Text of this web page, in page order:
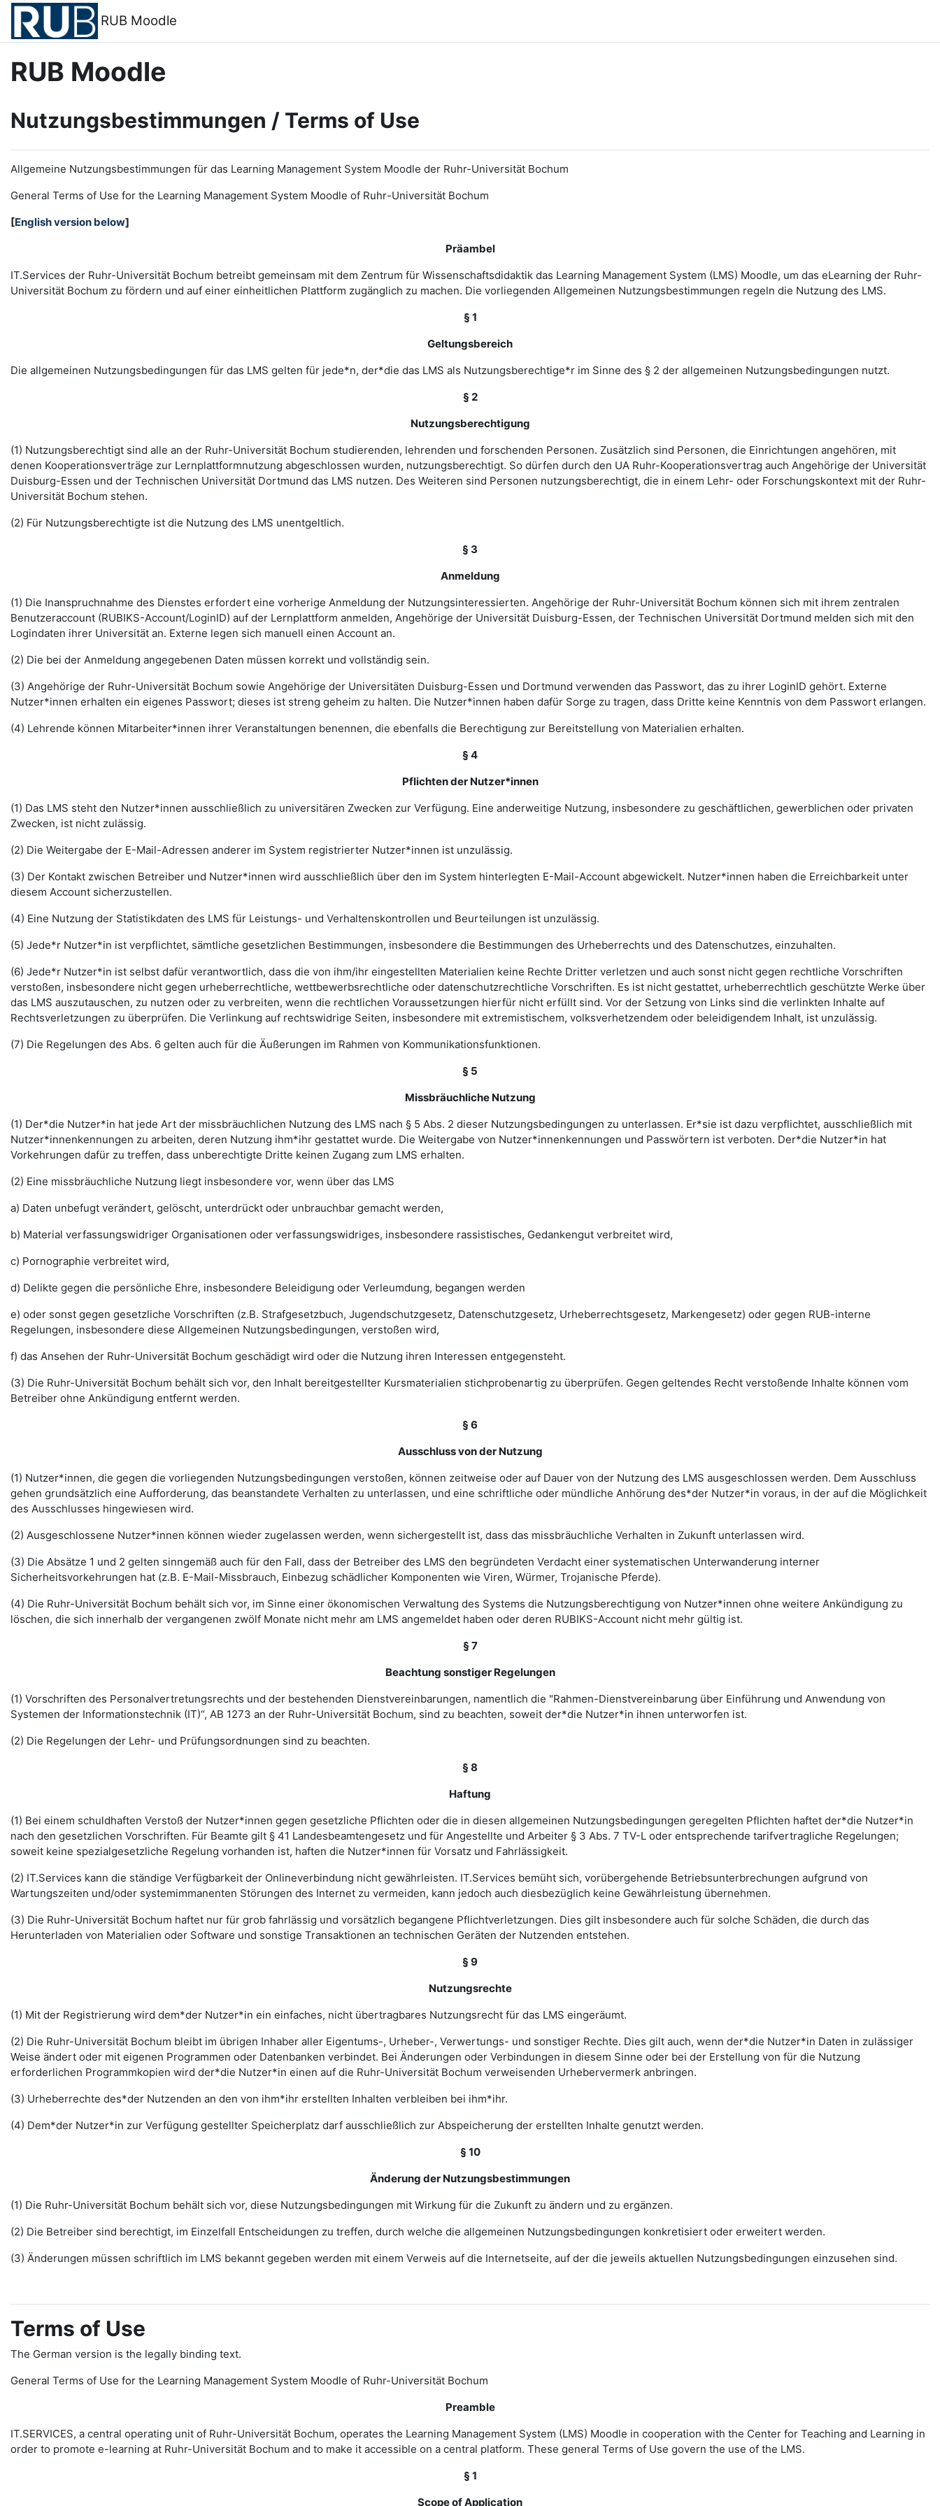
Zum Hauptinhalt
RUB Moodle
RUB Moodle
Nutzungsbestimmungen / Terms of Use
Allgemeine Nutzungsbestimmungen für das Learning Management System Moodle der Ruhr-Universität Bochum
General Terms of Use for the Learning Management System Moodle of Ruhr-Universität Bochum
[English version below]
Präambel
IT.Services der Ruhr-Universität Bochum betreibt gemeinsam mit dem Zentrum für Wissenschaftsdidaktik das Learning Management System (LMS) Moodle, um das eLearning der Ruhr-
Universität Bochum zu fördern und auf einer einheitlichen Plattform zugänglich zu machen. Die vorliegenden Allgemeinen Nutzungsbestimmungen regeln die Nutzung des LMS.
§ 1
Geltungsbereich
Die allgemeinen Nutzungsbedingungen für das LMS gelten für jede*n, der*die das LMS als Nutzungsberechtige*r im Sinne des § 2 der allgemeinen Nutzungsbedingungen nutzt.
§ 2
Nutzungsberechtigung
(1) Nutzungsberechtigt sind alle an der Ruhr-Universität Bochum studierenden, lehrenden und forschenden Personen. Zusätzlich sind Personen, die Einrichtungen angehören, mit
denen Kooperationsverträge zur Lernplattformnutzung abgeschlossen wurden, nutzungsberechtigt. So dürfen durch den UA Ruhr-Kooperationsvertrag auch Angehörige der Universität
Duisburg-Essen und der Technischen Universität Dortmund das LMS nutzen. Des Weiteren sind Personen nutzungsberechtigt, die in einem Lehr- oder Forschungskontext mit der Ruhr-
Universität Bochum stehen.
(2) Für Nutzungsberechtigte ist die Nutzung des LMS unentgeltlich.
§ 3
Anmeldung
(1) Die Inanspruchnahme des Dienstes erfordert eine vorherige Anmeldung der Nutzungsinteressierten. Angehörige der Ruhr-Universität Bochum können sich mit ihrem zentralen
Benutzeraccount (RUBIKS-Account/LoginID) auf der Lernplattform anmelden, Angehörige der Universität Duisburg-Essen, der Technischen Universität Dortmund melden sich mit den
Logindaten ihrer Universität an. Externe legen sich manuell einen Account an.
(2) Die bei der Anmeldung angegebenen Daten müssen korrekt und vollständig sein.
(3) Angehörige der Ruhr-Universität Bochum sowie Angehörige der Universitäten Duisburg-Essen und Dortmund verwenden das Passwort, das zu ihrer LoginID gehört. Externe
Nutzer*innen erhalten ein eigenes Passwort; dieses ist streng geheim zu halten. Die Nutzer*innen haben dafür Sorge zu tragen, dass Dritte keine Kenntnis von dem Passwort erlangen.
(4) Lehrende können Mitarbeiter*innen ihrer Veranstaltungen benennen, die ebenfalls die Berechtigung zur Bereitstellung von Materialien erhalten.
§ 4
Pflichten der Nutzer*innen
(1) Das LMS steht den Nutzer*innen ausschließlich zu universitären Zwecken zur Verfügung. Eine anderweitige Nutzung, insbesondere zu geschäftlichen, gewerblichen oder privaten
Zwecken, ist nicht zulässig.
(2) Die Weitergabe der E-Mail-Adressen anderer im System registrierter Nutzer*innen ist unzulässig.
(3) Der Kontakt zwischen Betreiber und Nutzer*innen wird ausschließlich über den im System hinterlegten E-Mail-Account abgewickelt. Nutzer*innen haben die Erreichbarkeit unter
diesem Account sicherzustellen.
(4) Eine Nutzung der Statistikdaten des LMS für Leistungs- und Verhaltenskontrollen und Beurteilungen ist unzulässig.
(5) Jede*r Nutzer*in ist verpflichtet, sämtliche gesetzlichen Bestimmungen, insbesondere die Bestimmungen des Urheberrechts und des Datenschutzes, einzuhalten.
(6) Jede*r Nutzer*in ist selbst dafür verantwortlich, dass die von ihm/ihr eingestellten Materialien keine Rechte Dritter verletzen und auch sonst nicht gegen rechtliche Vorschriften
verstoßen, insbesondere nicht gegen urheberrechtliche, wettbewerbsrechtliche oder datenschutzrechtliche Vorschriften. Es ist nicht gestattet, urheberrechtlich geschützte Werke über
das LMS auszutauschen, zu nutzen oder zu verbreiten, wenn die rechtlichen Voraussetzungen hierfür nicht erfüllt sind. Vor der Setzung von Links sind die verlinkten Inhalte auf
Rechtsverletzungen zu überprüfen. Die Verlinkung auf rechtswidrige Seiten, insbesondere mit extremistischem, volksverhetzendem oder beleidigendem Inhalt, ist unzulässig.
(7) Die Regelungen des Abs. 6 gelten auch für die Äußerungen im Rahmen von Kommunikationsfunktionen.
§ 5
Missbräuchliche Nutzung
(1) Der*die Nutzer*in hat jede Art der missbräuchlichen Nutzung des LMS nach § 5 Abs. 2 dieser Nutzungsbedingungen zu unterlassen. Er*sie ist dazu verpflichtet, ausschließlich mit
Nutzer*innenkennungen zu arbeiten, deren Nutzung ihm*ihr gestattet wurde. Die Weitergabe von Nutzer*innenkennungen und Passwörtern ist verboten. Der*die Nutzer*in hat
Vorkehrungen dafür zu treffen, dass unberechtigte Dritte keinen Zugang zum LMS erhalten.
(2) Eine missbräuchliche Nutzung liegt insbesondere vor, wenn über das LMS
a) Daten unbefugt verändert, gelöscht, unterdrückt oder unbrauchbar gemacht werden,
b) Material verfassungswidriger Organisationen oder verfassungswidriges, insbesondere rassistisches, Gedankengut verbreitet wird,
c) Pornographie verbreitet wird,
d) Delikte gegen die persönliche Ehre, insbesondere Beleidigung oder Verleumdung, begangen werden
e) oder sonst gegen gesetzliche Vorschriften (z.B. Strafgesetzbuch, Jugendschutzgesetz, Datenschutzgesetz, Urheberrechtsgesetz, Markengesetz) oder gegen RUB-interne
Regelungen, insbesondere diese Allgemeinen Nutzungsbedingungen, verstoßen wird,
f) das Ansehen der Ruhr-Universität Bochum geschädigt wird oder die Nutzung ihren Interessen entgegensteht.
(3) Die Ruhr-Universität Bochum behält sich vor, den Inhalt bereitgestellter Kursmaterialien stichprobenartig zu überprüfen. Gegen geltendes Recht verstoßende Inhalte können vom
Betreiber ohne Ankündigung entfernt werden.
§ 6
Ausschluss von der Nutzung
(1) Nutzer*innen, die gegen die vorliegenden Nutzungsbedingungen verstoßen, können zeitweise oder auf Dauer von der Nutzung des LMS ausgeschlossen werden. Dem Ausschluss
gehen grundsätzlich eine Aufforderung, das beanstandete Verhalten zu unterlassen, und eine schriftliche oder mündliche Anhörung des*der Nutzer*in voraus, in der auf die Möglichkeit
des Ausschlusses hingewiesen wird.
(2) Ausgeschlossene Nutzer*innen können wieder zugelassen werden, wenn sichergestellt ist, dass das missbräuchliche Verhalten in Zukunft unterlassen wird.
(3) Die Absätze 1 und 2 gelten sinngemäß auch für den Fall, dass der Betreiber des LMS den begründeten Verdacht einer systematischen Unterwanderung interner
Sicherheitsvorkehrungen hat (z.B. E-Mail-Missbrauch, Einbezug schädlicher Komponenten wie Viren, Würmer, Trojanische Pferde).
(4) Die Ruhr-Universität Bochum behält sich vor, im Sinne einer ökonomischen Verwaltung des Systems die Nutzungsberechtigung von Nutzer*innen ohne weitere Ankündigung zu
löschen, die sich innerhalb der vergangenen zwölf Monate nicht mehr am LMS angemeldet haben oder deren RUBIKS-Account nicht mehr gültig ist.
§ 7
Beachtung sonstiger Regelungen
(1) Vorschriften des Personalvertretungsrechts und der bestehenden Dienstvereinbarungen, namentlich die "Rahmen-Dienstvereinbarung über Einführung und Anwendung von
Systemen der Informationstechnik (IT)“, AB 1273 an der Ruhr-Universität Bochum, sind zu beachten, soweit der*die Nutzer*in ihnen unterworfen ist.
(2) Die Regelungen der Lehr- und Prüfungsordnungen sind zu beachten.
§ 8
Haftung
(1) Bei einem schuldhaften Verstoß der Nutzer*innen gegen gesetzliche Pflichten oder die in diesen allgemeinen Nutzungsbedingungen geregelten Pflichten haftet der*die Nutzer*in
nach den gesetzlichen Vorschriften. Für Beamte gilt § 41 Landesbeamtengesetz und für Angestellte und Arbeiter § 3 Abs. 7 TV-L oder entsprechende tarifvertragliche Regelungen;
soweit keine spezialgesetzliche Regelung vorhanden ist, haften die Nutzer*innen für Vorsatz und Fahrlässigkeit.
(2) IT.Services kann die ständige Verfügbarkeit der Onlineverbindung nicht gewährleisten. IT.Services bemüht sich, vorübergehende Betriebsunterbrechungen aufgrund von
Wartungszeiten und/oder systemimmanenten Störungen des Internet zu vermeiden, kann jedoch auch diesbezüglich keine Gewährleistung übernehmen.
(3) Die Ruhr-Universität Bochum haftet nur für grob fahrlässig und vorsätzlich begangene Pflichtverletzungen. Dies gilt insbesondere auch für solche Schäden, die durch das
Herunterladen von Materialien oder Software und sonstige Transaktionen an technischen Geräten der Nutzenden entstehen.
§ 9
Nutzungsrechte
(1) Mit der Registrierung wird dem*der Nutzer*in ein einfaches, nicht übertragbares Nutzungsrecht für das LMS eingeräumt.
(2) Die Ruhr-Universität Bochum bleibt im übrigen Inhaber aller Eigentums-, Urheber-, Verwertungs- und sonstiger Rechte. Dies gilt auch, wenn der*die Nutzer*in Daten in zulässiger
Weise ändert oder mit eigenen Programmen oder Datenbanken verbindet. Bei Änderungen oder Verbindungen in diesem Sinne oder bei der Erstellung von für die Nutzung
erforderlichen Programmkopien wird der*die Nutzer*in einen auf die Ruhr-Universität Bochum verweisenden Urhebervermerk anbringen.
(3) Urheberrechte des*der Nutzenden an den von ihm*ihr erstellten Inhalten verbleiben bei ihm*ihr.
(4) Dem*der Nutzer*in zur Verfügung gestellter Speicherplatz darf ausschließlich zur Abspeicherung der erstellten Inhalte genutzt werden.
§ 10
Änderung der Nutzungsbestimmungen
(1) Die Ruhr-Universität Bochum behält sich vor, diese Nutzungsbedingungen mit Wirkung für die Zukunft zu ändern und zu ergänzen.
(2) Die Betreiber sind berechtigt, im Einzelfall Entscheidungen zu treffen, durch welche die allgemeinen Nutzungsbedingungen konkretisiert oder erweitert werden.
(3) Änderungen müssen schriftlich im LMS bekannt gegeben werden mit einem Verweis auf die Internetseite, auf der die jeweils aktuellen Nutzungsbedingungen einzusehen sind.
Terms of Use
The German version is the legally binding text.
General Terms of Use for the Learning Management System Moodle of Ruhr-Universität Bochum
Preamble
IT.SERVICES, a central operating unit of Ruhr-Universität Bochum, operates the Learning Management System (LMS) Moodle in cooperation with the Center for Teaching and Learning in
order to promote e-learning at Ruhr-Universität Bochum and to make it accessible on a central platform. These general Terms of Use govern the use of the LMS.
§ 1
Scope of Application